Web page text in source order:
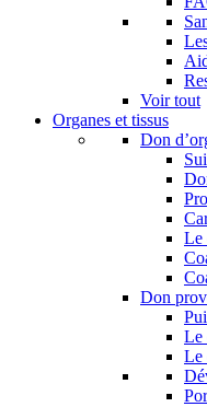
Voir tout
Organes et tissus
Don
Le
Don
Le
Le